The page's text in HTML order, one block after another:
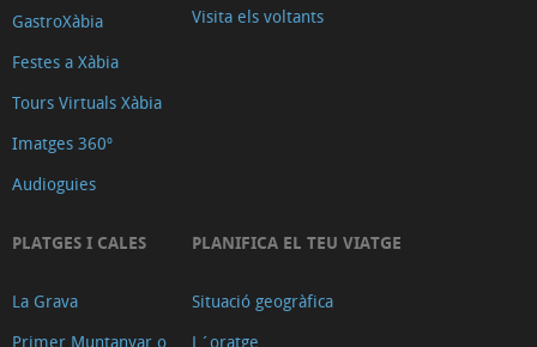
GastroXàbia
Festes a Xàbia
Tours Virtuals Xàbia
Imatges 360º
Audioguies
Visita els voltants
PLATGES I CALES
La Grava
Primer Muntanyar o
PLANIFICA EL TEU VIATGE
Situació geogràfica
L´oratge